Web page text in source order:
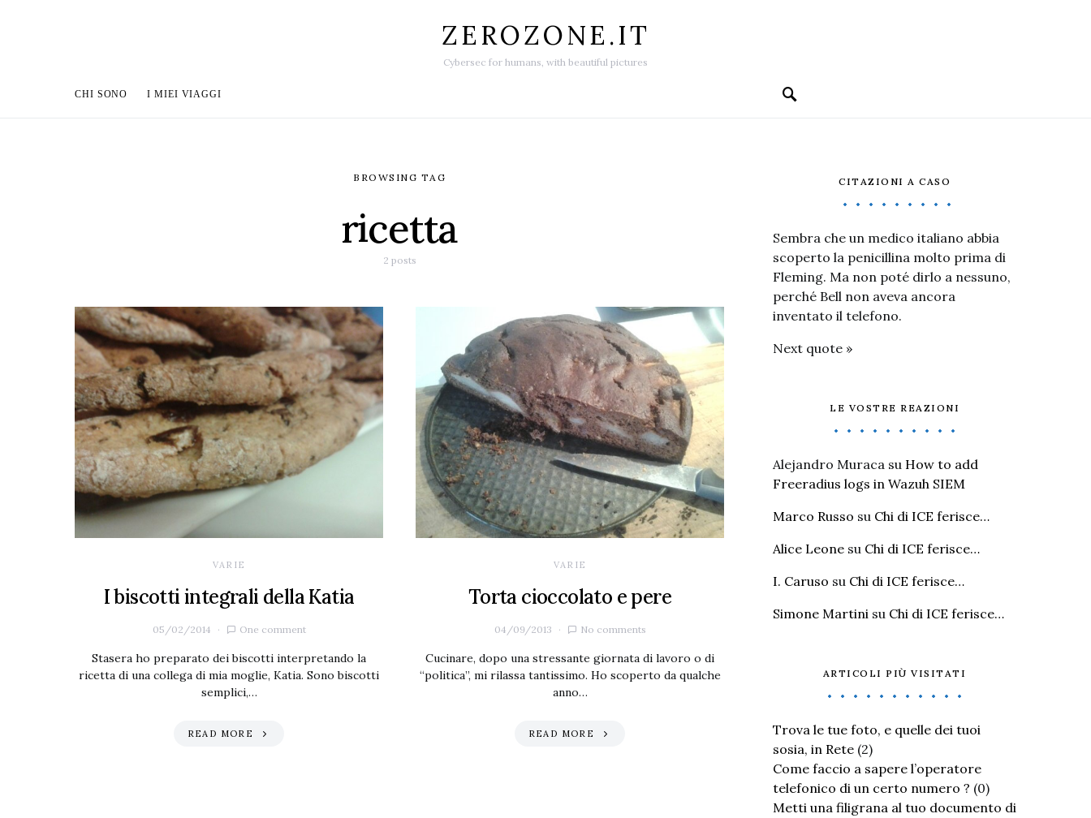
ZEROZONE.IT
Cybersec for humans, with beautiful pictures
CHI SONO I MIEI VIAGGI
BROWSING TAG
ricetta
2 posts
VARIE
I biscotti integrali della Katia
05/02/2014 One comment
Stasera ho preparato dei biscotti interpretando la
ricetta di una collega di mia moglie, Katia. Sono biscotti
semplici,…
READ MORE
VARIE
Torta cioccolato e pere
04/09/2013 No comments
Cucinare, dopo una stressante giornata di lavoro o di
“politica”, mi rilassa tantissimo. Ho scoperto da qualche
anno…
READ MORE
CITAZIONI A CASO
Sembra che un medico italiano abbia
scoperto la penicillina molto prima di
Fleming. Ma non poté dirlo a nessuno,
perché Bell non aveva ancora
inventato il telefono.
Next quote »
LE VOSTRE REAZIONI
Alejandro Muraca su How to add
Freeradius logs in Wazuh SIEM
Marco Russo su Chi di ICE ferisce…
Alice Leone su Chi di ICE ferisce…
I. Caruso su Chi di ICE ferisce…
Simone Martini su Chi di ICE ferisce…
ARTICOLI PIÙ VISITATI
Trova le tue foto, e quelle dei tuoi
sosia, in Rete (2)
Come faccio a sapere l’operatore
telefonico di un certo numero ? (0)
Metti una filigrana al tuo documento di